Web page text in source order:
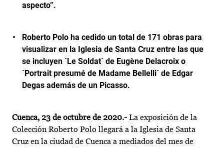
aspecto”.
Roberto Polo ha cedido un total de 171 obras para
visualizar en la Iglesia de Santa Cruz entre las que
se incluyen ´Le Soldat´ de Eugène Delacroix o
´Portrait presumé de Madame Bellelli´ de Edgar
Degas además de un Picasso.
Cuenca, 23 de octubre de 2020.- La exposición de la
Colección Roberto Polo llegará a la Iglesia de Santa
Cruz en la ciudad de Cuenca a mediados del mes de